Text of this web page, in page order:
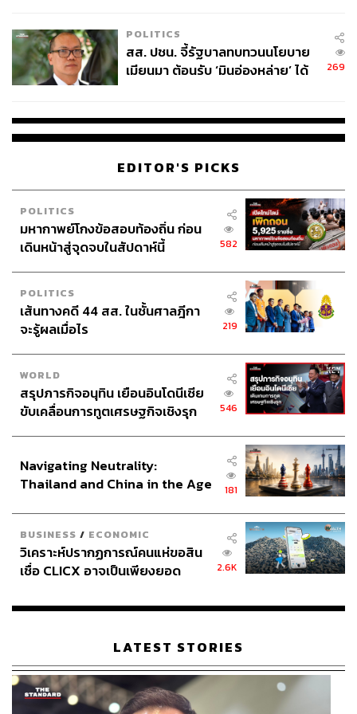
POLITICS
สส. ปชน. จี้รัฐบาลทบทวนนโยบาย
เมียนมา ต้อนรับ ‘มินอ่องหล่าย’ ได้
269
EDITOR'S PICKS
POLITICS
มหากาพย์โกงข้อสอบท้องถิ่น ก่อน
เดินหน้าสู่จุดจบในสัปดาห์นี้
582
POLITICS
เส้นทางคดี 44 สส. ในชั้นศาลฎีกา
จะรู้ผลเมื่อไร
219
WORLD
สรุปภารกิจอนุทิน เยือนอินโดนีเซีย
ขับเคลื่อนการทูตเศรษฐกิจเชิงรุก
546
Navigating Neutrality:
Thailand and China in the Age
181
BUSINESS / ECONOMIC
วิเคราะห์ปรากฏการณ์คนแห่ขอสิน
เชื่อ CLICX อาจเป็นเพียงยอด
เรือนไทยที่ถูกซุกไว้
2.6K
LATEST STORIES